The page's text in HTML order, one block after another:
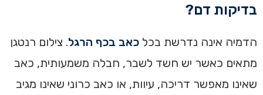
בדיקות דם?
הדמיה אינה נדרשת בכל כאב בכף הרגל. צילום רנטגן
מתאים כאשר יש חשד לשבר, חבלה משמעותית, כאב
שאינו מאפשר דריכה, עיוות, או כאב כרוני שאינו מגיב